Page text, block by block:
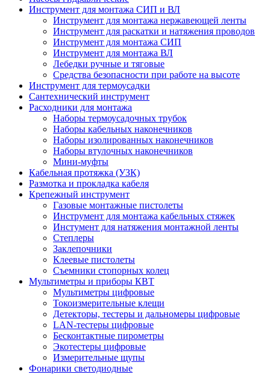
Инструмент для монтажа СИП и ВЛ
Инструмент для монтажа нержавеющей ленты
Инструмент для раскатки и натяжения проводов
Инструмент для монтажа СИП
Инструмент для монтажа ВЛ
Лебедки ручные и тяговые
Средства безопасности при работе на высоте
Инструмент для термоусадки
Сантехнический инструмент
Расходники для монтажа
Наборы термоусадочных трубок
Наборы кабельных наконечников
Наборы изолированных наконечников
Наборы втулочных наконечников
Мини-муфты
Кабельная протяжка (УЗК)
Размотка и прокладка кабеля
Крепежный инструмент
Газовые монтажные пистолеты
Инструмент для монтажа кабельных стяжек
Инстумент для натяжения монтажной ленты
Степлеры
Заклепочники
Клеевые пистолеты
Съемники стопорных колец
Мультиметры и приборы КВТ
Мультиметры цифровые
Токоизмерительные клещи
Детекторы, тестеры и дальномеры цифровые
LAN-тестеры цифровые
Бесконтактные пирометры
Экотестеры цифровые
Измерительные щупы
Фонарики светодиодные